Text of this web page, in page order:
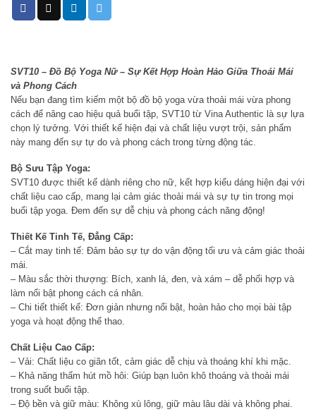
SVT10 – Đồ Bộ Yoga Nữ – Sự Kết Hợp Hoàn Hảo Giữa Thoải Mái
và Phong Cách
Nếu bạn đang tìm kiếm một bộ đồ bộ yoga vừa thoải mái vừa phong
cách để nâng cao hiệu quả buổi tập, SVT10 từ Vina Authentic là sự lựa
chọn lý tưởng. Với thiết kế hiện đại và chất liệu vượt trội, sản phẩm
này mang đến sự tự do và phong cách trong từng động tác.
Bộ Sưu Tập Yoga:
SVT10 được thiết kế dành riêng cho nữ, kết hợp kiểu dáng hiện đại với
chất liệu cao cấp, mang lại cảm giác thoải mái và sự tự tin trong mọi
buổi tập yoga. Đem đến sự dễ chịu và phong cách năng động!
Thiết Kế Tinh Tế, Đẳng Cấp:
– Cắt may tinh tế: Đảm bảo sự tự do vận động tối ưu và cảm giác thoải
mái.
– Màu sắc thời thượng: Bích, xanh lá, đen, và xám – dễ phối hợp và
làm nổi bật phong cách cá nhân.
– Chi tiết thiết kế: Đơn giản nhưng nổi bật, hoàn hảo cho mọi bài tập
yoga và hoạt động thể thao.
Chất Liệu Cao Cấp:
– Vải: Chất liệu co giãn tốt, cảm giác dễ chịu và thoáng khí khi mặc.
– Khả năng thấm hút mồ hôi: Giúp bạn luôn khô thoáng và thoải mái
trong suốt buổi tập.
– Độ bền và giữ màu: Không xù lông, giữ màu lâu dài và không phai.